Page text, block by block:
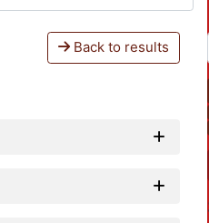
Back to results